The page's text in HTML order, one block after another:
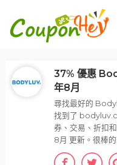
37% 優惠
年8月
尋找最好的
找到了
券、交易、折扣
8月 更新。很棒